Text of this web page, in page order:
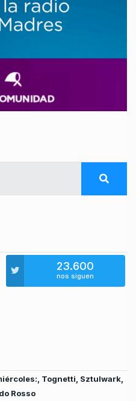
23.600
nos siguen
Tognetti, Sztulwark,
Rosso